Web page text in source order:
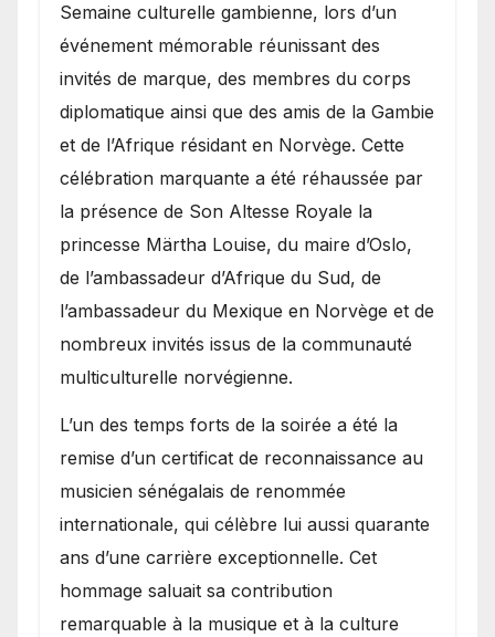
Semaine culturelle gambienne, lors d’un
événement mémorable réunissant des
invités de marque, des membres du corps
diplomatique ainsi que des amis de la Gambie
et de l’Afrique résidant en Norvège. Cette
célébration marquante a été réhaussée par
la présence de Son Altesse Royale la
princesse Märtha Louise, du maire d’Oslo,
de l’ambassadeur d’Afrique du Sud, de
l’ambassadeur du Mexique en Norvège et de
nombreux invités issus de la communauté
multiculturelle norvégienne.
​L’un des temps forts de la soirée a été la
remise d’un certificat de reconnaissance au
musicien sénégalais de renommée
internationale, qui célèbre lui aussi quarante
ans d’une carrière exceptionnelle. Cet
hommage saluait sa contribution
remarquable à la musique et à la culture